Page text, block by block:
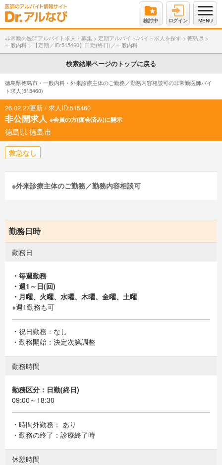
検討中 ログイン MENU
非常勤の医師アルバイト求人・募集 > 定期アルバイト/バイト求人を探す > 徳島県 >
一般内科 > 【定期／ID:515460】日勤(終日)／一般内科
検索結果ページのトップに戻る
徳島県徳島市・一般内科・外来診療主体のご勤務／勤務内容相談可の非常勤医師バイ
ト求人(515460)
26.02.27更新 / 求人ID:515460
非公開求人 ※会員の方(面会済み)に開示
徳島県 徳島市
救急なし
※外来診療主体のご勤務／勤務内容相談可
勤務日時
勤務日
・毎週勤務
・週1～日(回)
・月曜、火曜、水曜、木曜、金曜、土曜
※週1勤務も可
・祝日勤務：なし
・勤務開始：決定次第調整
勤務時間
勤務区分：日勤(終日)
09:00～18:30
・時間外勤務： あり
・勤務の終了：診療終了時
休憩時間